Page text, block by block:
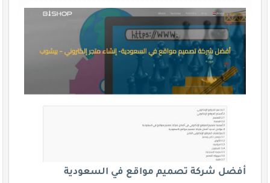
أفضل شركة تصميم مواقع في السعودية